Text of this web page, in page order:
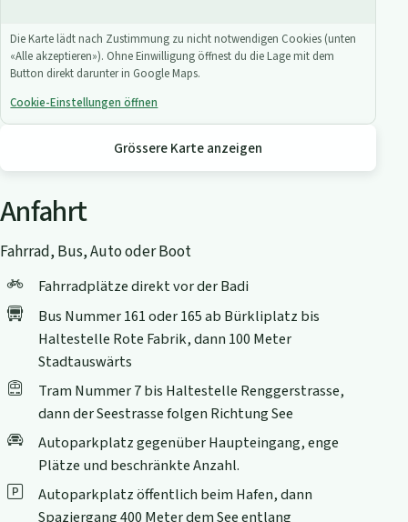
Die Karte lädt nach Zustimmung zu nicht notwendigen Cookies (unten
«Alle akzeptieren»). Ohne Einwilligung öffnest du die Lage mit dem
Button direkt darunter in Google Maps.
Cookie-Einstellungen öffnen
Grössere Karte anzeigen
Anfahrt
Fahrrad, Bus, Auto oder Boot
Fahrradplätze direkt vor der Badi
Bus Nummer 161 oder 165 ab Bürkliplatz bis
Haltestelle Rote Fabrik, dann 100 Meter
Stadtauswärts
Tram Nummer 7 bis Haltestelle Renggerstrasse,
dann der Seestrasse folgen Richtung See
Autoparkplatz gegenüber Haupteingang, enge
Plätze und beschränkte Anzahl.
Autoparkplatz öffentlich beim Hafen, dann
Spaziergang 400 Meter dem See entlang